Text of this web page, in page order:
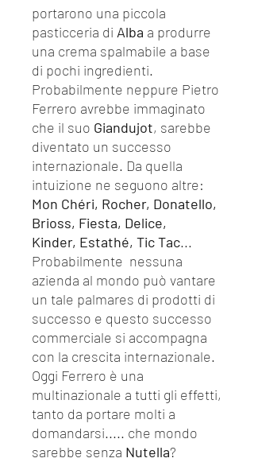
portarono una piccola
pasticceria di Alba a produrre
una crema spalmabile a base
di pochi ingredienti.
Probabilmente neppure Pietro
Ferrero avrebbe immaginato
che il suo Giandujot, sarebbe
diventato un successo
internazionale. Da quella
intuizione ne seguono altre:
Mon Chéri, Rocher, Donatello,
Brioss, Fiesta, Delice,
Kinder, Estathé, Tic Tac...
Probabilmente nessuna
azienda al mondo può vantare
un tale palmares di prodotti di
successo e questo successo
commerciale si accompagna
con la crescita internazionale.
Oggi Ferrero è una
multinazionale a tutti gli effetti,
tanto da portare molti a
domandarsi..... che mondo
sarebbe senza Nutella?